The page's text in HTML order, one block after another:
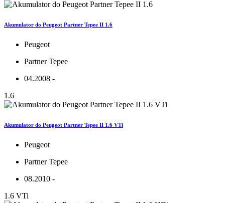
Akumulator do Peugeot Partner Tepee II 1.6
Peugeot
Partner Tepee
04.2008 -
1.6
Akumulator do Peugeot Partner Tepee II 1.6 VTi
Peugeot
Partner Tepee
08.2010 -
1.6 VTi